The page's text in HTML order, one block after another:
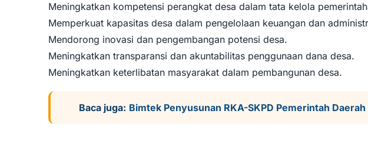
Meningkatkan kompetensi perangkat desa dalam tata kelola
Memperkuat kapasitas desa dalam pengelolaan keuangan dan
Mendorong inovasi dan pengembangan potensi desa.
Meningkatkan transparansi dan akuntabilitas penggunaan dana desa.
Meningkatkan keterlibatan masyarakat dalam pembangunan desa.
Baca juga: Bimtek Penyusunan RKA-SKPD Pemerintah Daerah